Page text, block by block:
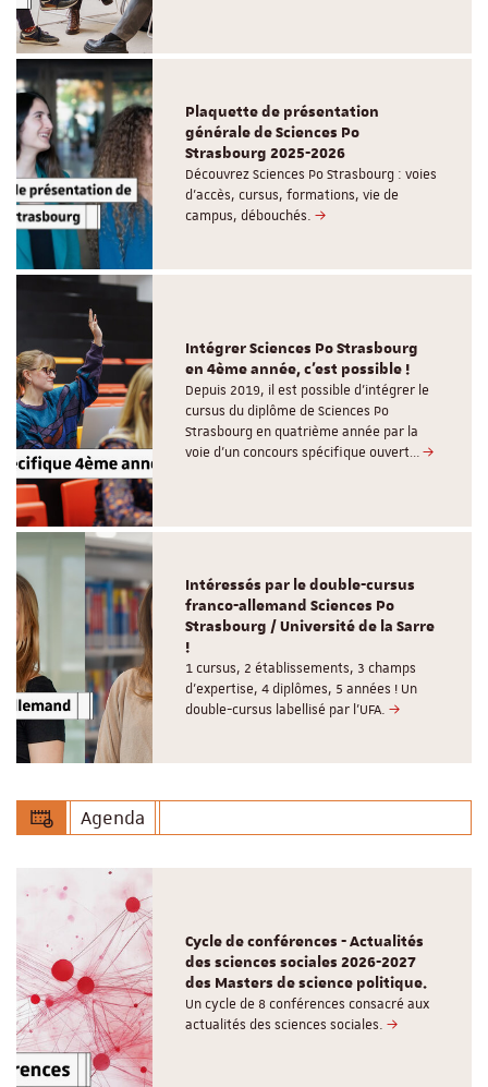
Plaquette de présentation
générale de Sciences Po
Strasbourg 2025-2026
Découvrez Sciences Po Strasbourg : voies
d'accès, cursus, formations, vie de
campus, débouchés.
Intégrer Sciences Po Strasbourg
en 4ème année, c'est possible !
Depuis 2019, il est possible d’intégrer le
cursus du diplôme de Sciences Po
Strasbourg en quatrième année par la
voie d’un concours spécifique ouvert…
Intéressés par le double-cursus
franco-allemand Sciences Po
Strasbourg / Université de la Sarre
!
1 cursus, 2 établissements, 3 champs
d’expertise, 4 diplômes, 5 années ! Un
double-cursus labellisé par l'UFA.
Agenda
Cycle de conférences - Actualités
des sciences sociales 2026-2027
des Masters de science politique.
Un cycle de 8 conférences consacré aux
actualités des sciences sociales.